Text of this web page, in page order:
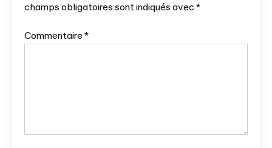
champs obligatoires sont indiqués avec *
Commentaire *